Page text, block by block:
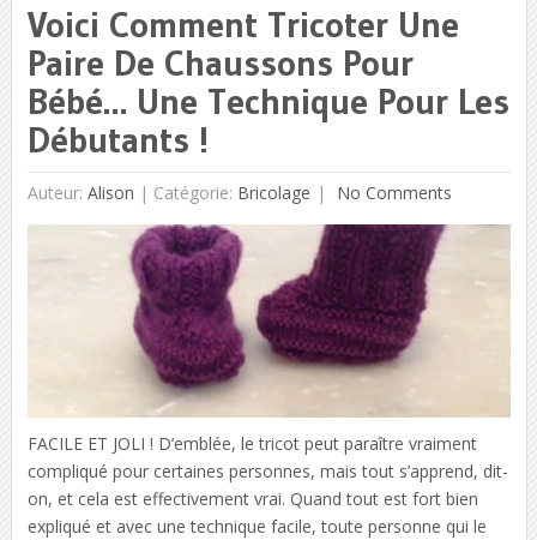
Voici Comment Tricoter Une
Paire De Chaussons Pour
Bébé… Une Technique Pour Les
Débutants !
Auteur: Alison | Catégorie: Bricolage No Comments
FACILE ET JOLI ! D’emblée, le tricot peut paraître vraiment
compliqué pour certaines personnes, mais tout s’apprend, dit-
on, et cela est effectivement vrai. Quand tout est fort bien
expliqué et avec une technique facile, toute personne qui le